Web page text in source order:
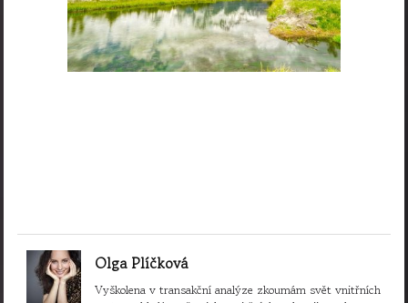
Olga Plíčková
Vyškolena v transakční analýze zkoumám svět vnitřních